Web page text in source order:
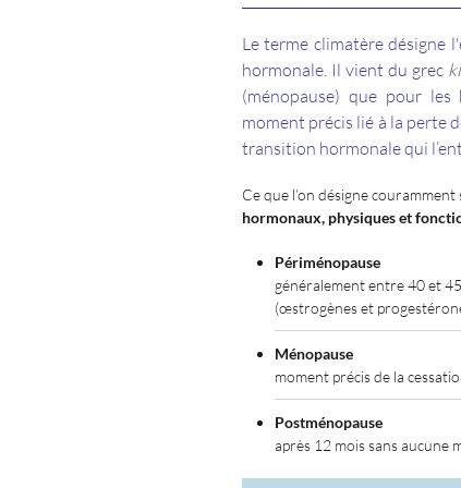
Le terme climatère désigne
hormonale. Il vient du grec
(ménopause) que pour
moment précis lié à la perte
transition hormonale qui
Ce que l’on désigne
hormonaux, physiques et
Périménopause
généralement entre 40 et
(œstrogènes et
Ménopause
moment précis de la
Postménopause
après 12 mois sans aucune